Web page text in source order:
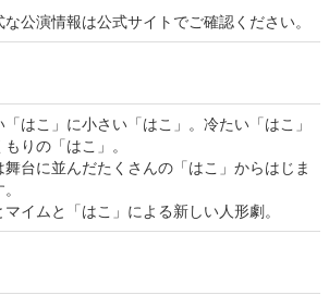
公演情報は公式サイトでご確認ください。
「はこ」に小さい「はこ」。冷たい「はこ」
もりの「はこ」。
舞台に並んだたくさんの「はこ」からはじま
マイムと「はこ」による新しい人形劇。